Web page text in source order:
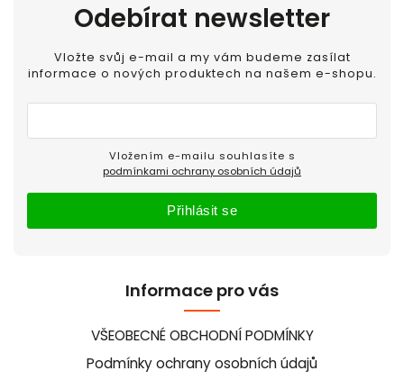
Informace pro vás
VŠEOBECNÉ OBCHODNÍ PODMÍNKY
Podmínky ochrany osobních údajů
Odebírat newsletter
Vložte svůj e-mail a my vám budeme zasílat
informace o nových produktech na našem e-shopu.
podmínkami ochrany osobních údajů
Přihlásit se